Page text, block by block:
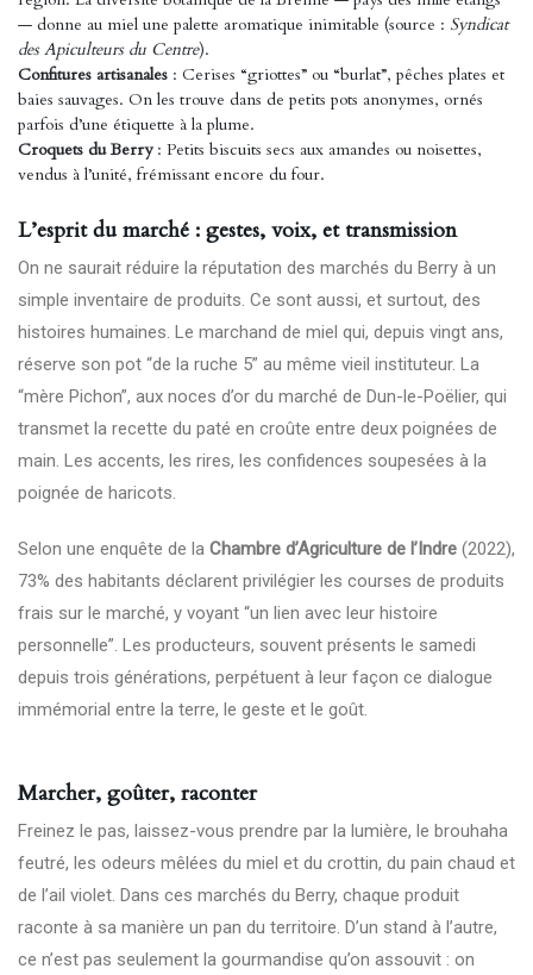
— donne au miel une palette aromatique inimitable (source : Syndicat
des Apiculteurs du Centre).
Confitures artisanales : Cerises “griottes” ou “burlat”, pêches plates et
baies sauvages. On les trouve dans de petits pots anonymes, ornés
parfois d’une étiquette à la plume.
Croquets du Berry: Petits biscuits secs aux amandes ou noisettes,
vendus à l’unité, frémissant encore du four.
L’esprit du marché : gestes, voix, et transmission
On ne saurait réduire la réputation des marchés du Berry à un
simple inventaire de produits. Ce sont aussi, et surtout, des
histoires humaines. Le marchand de miel qui, depuis vingt ans,
réserve son pot “de la ruche 5” au même vieil instituteur. La
“mère Pichon”, aux noces d’or du marché de Dun-le-Poëlier, qui
transmet la recette du paté en croûte entre deux poignées de
main. Les accents, les rires, les confidences soupesées à la
poignée de haricots.
Selon une enquête de la Chambre d’Agriculture de l’Indre (2022),
73% des habitants déclarent privilégier les courses de produits
frais sur le marché, y voyant “un lien avec leur histoire
personnelle”. Les producteurs, souvent présents le samedi
depuis trois générations, perpétuent à leur façon ce dialogue
immémorial entre la terre, le geste et le goût.
Marcher, goûter, raconter
Freinez le pas, laissez-vous prendre par la lumière, le brouhaha
feutré, les odeurs mêlées du miel et du crottin, du pain chaud et
de l’ail violet. Dans ces marchés du Berry, chaque produit
raconte à sa manière un pan du territoire. D’un stand à l’autre,
ce n’est pas seulement la gourmandise qu’on assouvit : on